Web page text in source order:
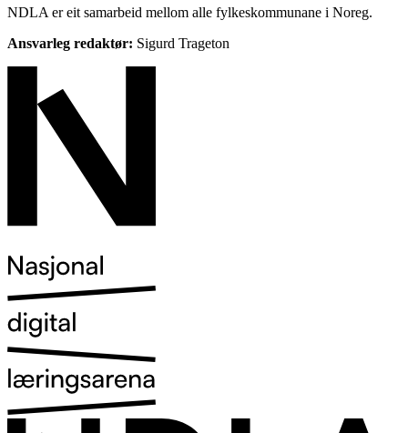
NDLA er eit samarbeid mellom alle fylkeskommunane i Noreg.
Ansvarleg redaktør: Sigurd Trageton